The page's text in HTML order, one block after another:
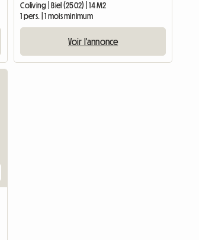
Coliving | Biel (2502) | 14 M2
1 pers. | 1 mois minimum
Voir l'annonce